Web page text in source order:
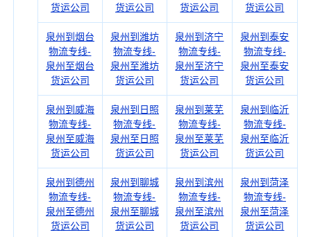
货运公司
货运公司
货运公司
货运公司
泉州到烟台
物流专线-
泉州至烟台
货运公司
泉州到潍坊
物流专线-
泉州至潍坊
货运公司
泉州到济宁
物流专线-
泉州至济宁
货运公司
泉州到泰安
物流专线-
泉州至泰安
货运公司
泉州到威海
物流专线-
泉州至威海
货运公司
泉州到日照
物流专线-
泉州至日照
货运公司
泉州到莱芜
物流专线-
泉州至莱芜
货运公司
泉州到临沂
物流专线-
泉州至临沂
货运公司
泉州到德州
物流专线-
泉州至德州
货运公司
泉州到聊城
物流专线-
泉州至聊城
货运公司
泉州到滨州
物流专线-
泉州至滨州
货运公司
泉州到菏泽
物流专线-
泉州至菏泽
货运公司